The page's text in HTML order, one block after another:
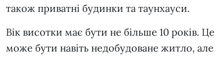
також приватні будинки та таунхауси.
Вік висотки має бути не більше 10 років. Це
може бути навіть недобудоване житло, але